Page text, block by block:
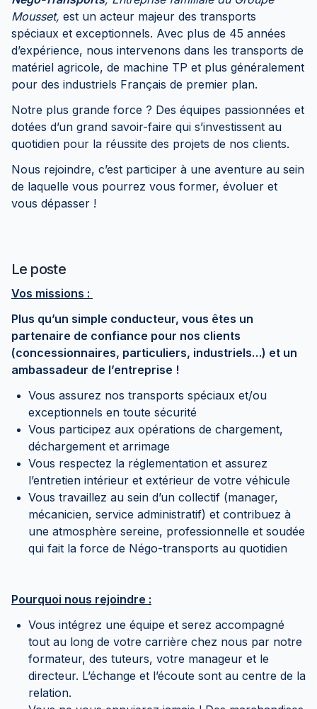
Mousset, est un acteur majeur des transports
spéciaux et exceptionnels. Avec plus de 45 années
d’expérience, nous intervenons dans les transports de
matériel agricole, de machine TP et plus généralement
pour des industriels Français de premier plan.
Notre plus grande force ? Des équipes passionnées et
dotées d’un grand savoir-faire qui s’investissent au
quotidien pour la réussite des projets de nos clients.
Nous rejoindre, c’est participer à une aventure au sein
de laquelle vous pourrez vous former, évoluer et
vous dépasser !
Le poste
Vos missions :
Plus qu’un simple conducteur, vous êtes un
partenaire de confiance pour nos clients
(concessionnaires, particuliers, industriels…) et un
ambassadeur de l’entreprise !
Vous assurez nos transports spéciaux et/ou
exceptionnels en toute sécurité
Vous participez aux opérations de chargement,
déchargement et arrimage
Vous respectez la réglementation et assurez
l’entretien intérieur et extérieur de votre véhicule
Vous travaillez au sein d’un collectif (manager,
mécanicien, service administratif) et contribuez à
une atmosphère sereine, professionnelle et soudée
qui fait la force de Négo-transports au quotidien
Pourquoi nous rejoindre :
Vous intégrez une équipe et serez accompagné
tout au long de votre carrière chez nous par notre
formateur, des tuteurs, votre manageur et le
directeur. L’échange et l’écoute sont au centre de la
relation.